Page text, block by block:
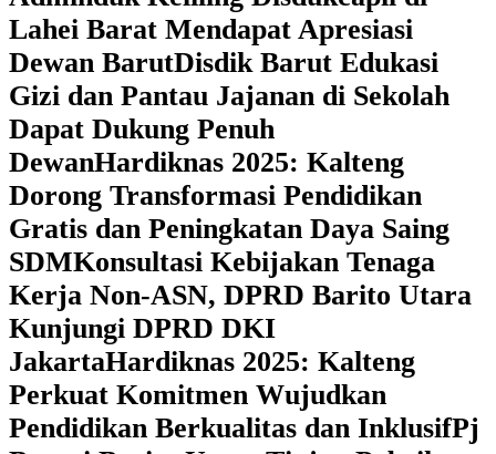
Lahei Barat Mendapat Apresiasi
Dewan BarutDisdik Barut Edukasi
Gizi dan Pantau Jajanan di Sekolah
Dapat Dukung Penuh
DewanHardiknas 2025: Kalteng
Dorong Transformasi Pendidikan
Gratis dan Peningkatan Daya Saing
SDMKonsultasi Kebijakan Tenaga
Kerja Non-ASN, DPRD Barito Utara
Kunjungi DPRD DKI
JakartaHardiknas 2025: Kalteng
Perkuat Komitmen Wujudkan
Pendidikan Berkualitas dan InklusifPj